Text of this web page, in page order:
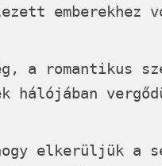
emberekhez
a romantikus
hálójában
elkerüljük a